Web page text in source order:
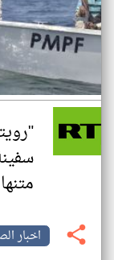
متنها 8 ألمان و10 فلبينيين
اخبار